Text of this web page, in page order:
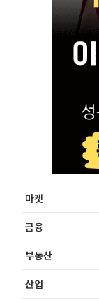
마켓
금융
부동산
산업